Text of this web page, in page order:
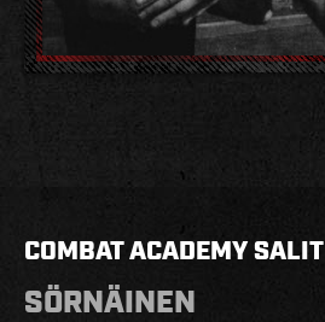
COMBAT ACADEMY SALIT
SÖRNÄINEN